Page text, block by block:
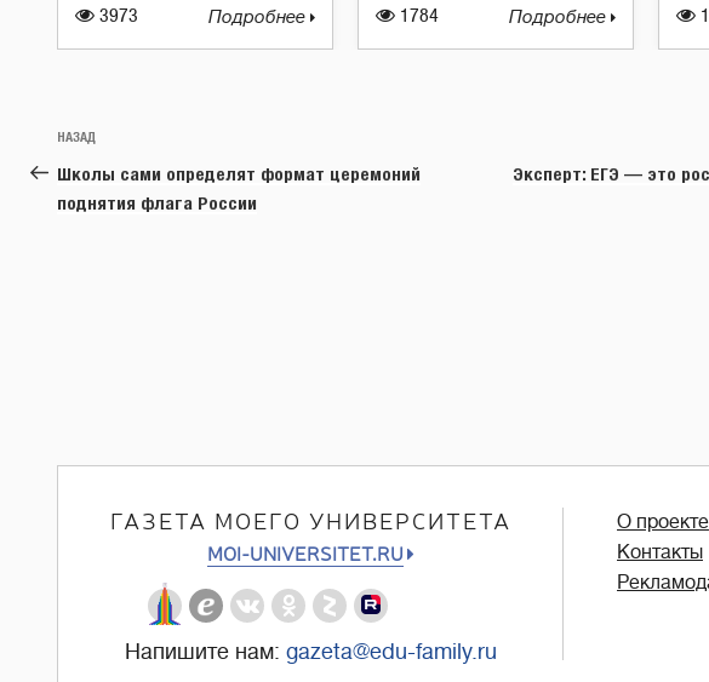
3973 Подробнее 1784 Подробнее
Навигация
по
записям
Предыдущая
запись:
НАЗАД
Школы сами определят формат церемоний
поднятия флага России
Эксперт: ЕГЭ — это
ГАЗЕТА МОЕГО УНИВЕРСИТЕТА
MOI-UNIVERSITET.RU
Напишите нам: gazeta@edu-family.ru
О проекте
Контакты